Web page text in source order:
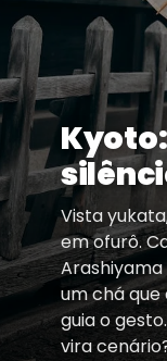
Vista
em ofurô.
um chá que
guia o
vira